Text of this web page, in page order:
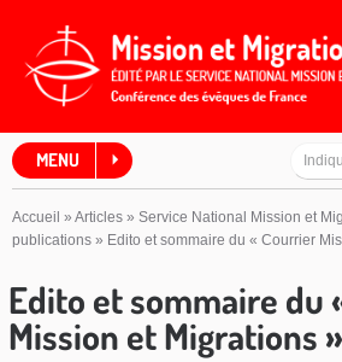
MENU
Accueil » Articles » Service National Mission et
publications » Edito et sommaire du « Courrier
Edito et sommaire du
Mission et Migrations